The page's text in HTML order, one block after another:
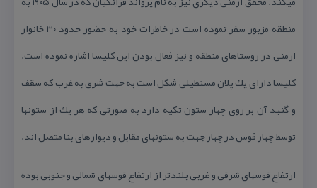
منطقه مزبور سفر نموده است در خاطرات خود به حضور حدود ۳۰ خانوار
ارمنی در روستاهای منطقه و نیز فعال بودن این كلیسا اشاره نموده است.
كلیسا دارای یك پلان مستطیلی شكل است به جهت شرق به غرب كه سقف
و گنبد آن بر روی چهار ستون تكیه دارد به صورتی كه هر یك از ستونها
توسط چهار قوس در چهار جهت به ستونهای مقابل و دیوارهای بنا متصل اند.
ارتفاع قوسهای شرقی و غربی بلندتر از ارتفاع قوسهای شمالی و جنوبی بوده